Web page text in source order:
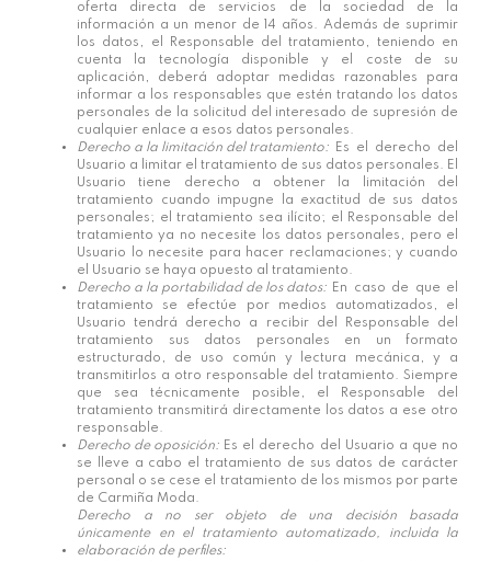
oferta directa de servicios de la sociedad de la
información a un menor de 14 años. Además de suprimir
los datos, el Responsable del tratamiento, teniendo en
cuenta la tecnología disponible y el coste de su
aplicación, deberá adoptar medidas razonables para
informar a los responsables que estén tratando los datos
personales de la solicitud del interesado de supresión de
cualquier enlace a esos datos personales.
Derecho a la limitación del tratamiento: Es el derecho del
Usuario a limitar el tratamiento de sus datos personales. El
Usuario tiene derecho a obtener la limitación del
tratamiento cuando impugne la exactitud de sus datos
personales; el tratamiento sea ilícito; el Responsable del
tratamiento ya no necesite los datos personales, pero el
Usuario lo necesite para hacer reclamaciones; y cuando
el Usuario se haya opuesto al tratamiento.
Derecho a la portabilidad de los datos: En caso de que el
tratamiento se efectúe por medios automatizados, el
Usuario tendrá derecho a recibir del Responsable del
tratamiento sus datos personales en un formato
estructurado, de uso común y lectura mecánica, y a
transmitirlos a otro responsable del tratamiento. Siempre
que sea técnicamente posible, el Responsable del
tratamiento transmitirá directamente los datos a ese otro
responsable.
Derecho de oposición: Es el derecho del Usuario a que no
se lleve a cabo el tratamiento de sus datos de carácter
personal o se cese el tratamiento de los mismos por parte
de Carmiña Moda.
Derecho a no ser objeto de una decisión basada
únicamente en el tratamiento automatizado, incluida la
elaboración de perfiles: